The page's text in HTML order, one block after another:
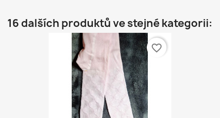
16 dalších produktů ve stejné kategorii:
favorite_border